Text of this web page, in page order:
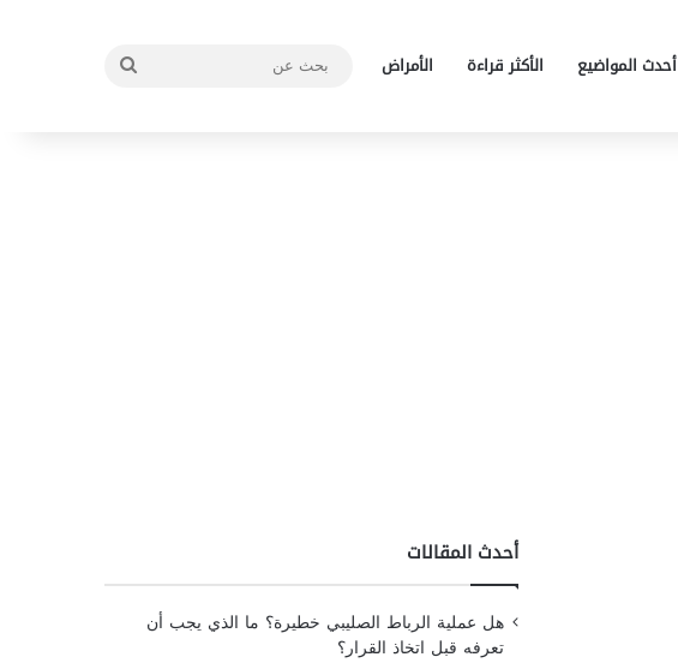
أحدث المواضيع الأكثر قراءة الأمراض
أحدث المقالات
هل عملية الرباط الصليبي خطيرة؟ ما الذي يجب أن
تعرفه قبل اتخاذ القرار؟